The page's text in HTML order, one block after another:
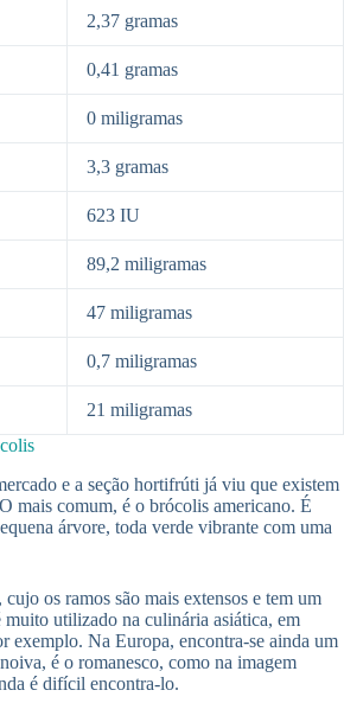
2,37 gramas
0,41 gramas
0 miligramas
3,3 gramas
623 IU
89,2 miligramas
47 miligramas
0,7 miligramas
21 miligramas
e a seção hortifrúti já viu que existem
mais comum, é o brócolis americano. É
árvore, toda verde vibrante com uma
os ramos são mais extensos e tem um
muito utilizado na culinária asiática, em
exemplo. Na Europa, encontra-se ainda um
é o romanesco, como na imagem
é difícil encontra-lo.